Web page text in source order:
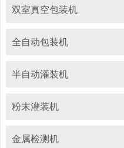
双室真空包装机
全自动包装机
半自动灌装机
粉末灌装机
金属检测机